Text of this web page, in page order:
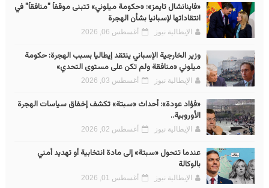
«فاينانشال تايمز»: «حكومة ميلوني» تتبنى موقفاً "منافقاً" في
انتقاداتها لإسبانيا بشأن الهجرة
الإيطالية نيوز أغسطس 06, 2026
وزير الخارجية الإسباني ينتقد إيطاليا بسبب الهجرة: حكومة
ميلوني «منافقة ولم تكن على مستوى التحدي»
الإيطالية نيوز أغسطس 03, 2026
«فؤاد عودة»: أحداث «سبتة» تكشف إخفاق سياسات الهجرة
الأوروبية..
الإيطالية نيوز أغسطس 02, 2026
عندما تتحول «سبتة» إلى مادة انتخابية أو تهديد أمني
بالوكالة
الإيطالية نيوز أغسطس 01, 2026